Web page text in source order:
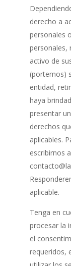
derecho a
personales
personales,
activo de
(portemos)
entidad,
haya
presentar
derechos
aplicables.
escribirnos a
aplicable.
Tenga en
procesar la
el
requeridos,